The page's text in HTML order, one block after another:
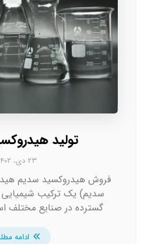
تولید
۲۳ دی، ۱۴۰۲
فروش هیدروکسید سدیم
سدیم) یک ترکیب
گسترده در صنایع مختلف
ادامه